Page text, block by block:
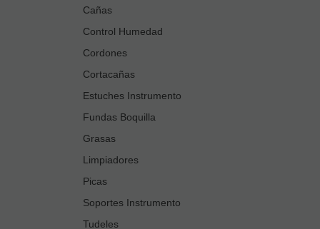
Cañas
Control Humedad
Cordones
Cortacañas
Estuches Instrumento
Fundas Boquilla
Grasas
Limpiadores
Picas
Soportes Instrumento
Tudeles